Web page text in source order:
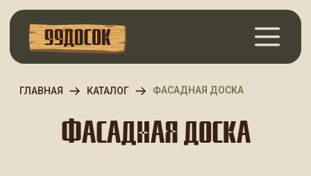
ФАСАДНАЯ ДОСКА
КАТАЛОГ
ГЛАВНАЯ
ФАСАДНАЯ ДОСКА